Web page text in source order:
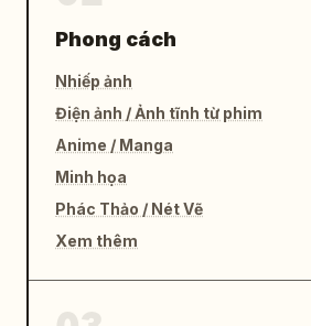
Phong cách
Nhiếp ảnh
Điện ảnh / Ảnh tĩnh từ phim
Anime / Manga
Minh họa
Phác Thảo / Nét Vẽ
Xem thêm